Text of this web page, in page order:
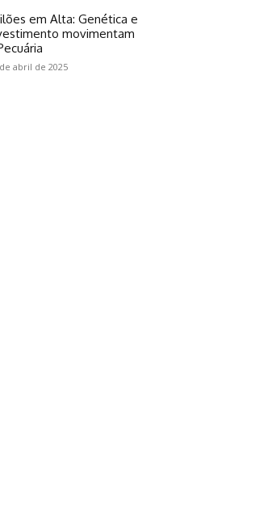
em Alta: Genética e
movimentam
abril de 2025